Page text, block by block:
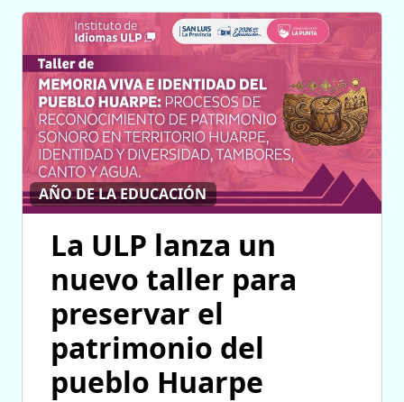
AÑO DE LA EDUCACIÓN
La ULP lanza un
nuevo taller para
preservar el
patrimonio del
pueblo Huarpe